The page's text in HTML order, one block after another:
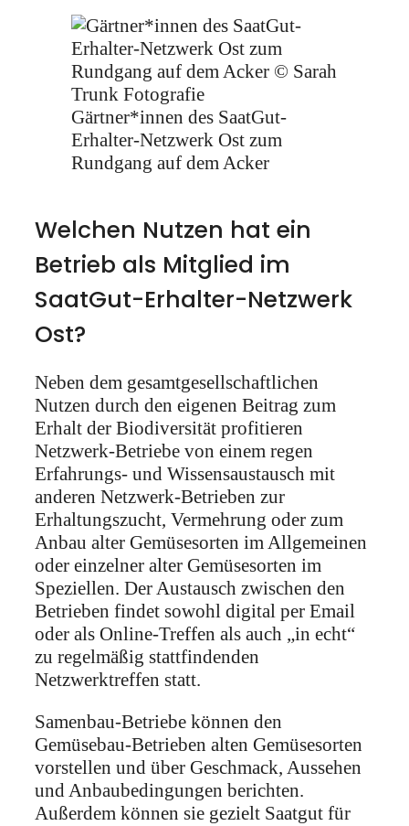
Gärtner*innen des SaatGut-
Erhalter-Netzwerk Ost zum
Rundgang auf dem Acker
Welchen Nutzen hat ein
Betrieb als Mitglied im
SaatGut-Erhalter-Netzwerk
Ost?
Neben dem gesamtgesellschaftlichen
Nutzen durch den eigenen Beitrag zum
Erhalt der Biodiversität profitieren
Netzwerk-Betriebe von einem regen
Erfahrungs- und Wissensaustausch mit
anderen Netzwerk-Betrieben zur
Erhaltungszucht, Vermehrung oder zum
Anbau alter Gemüsesorten im Allgemeinen
oder einzelner alter Gemüsesorten im
Speziellen. Der Austausch zwischen den
Betrieben findet sowohl digital per Email
oder als Online-Treffen als auch „in echt“
zu regelmäßig stattfindenden
Netzwerktreffen statt.
Samenbau-Betriebe können den
Gemüsebau-Betrieben alten Gemüsesorten
vorstellen und über Geschmack, Aussehen
und Anbaubedingungen berichten.
Außerdem können sie gezielt Saatgut für